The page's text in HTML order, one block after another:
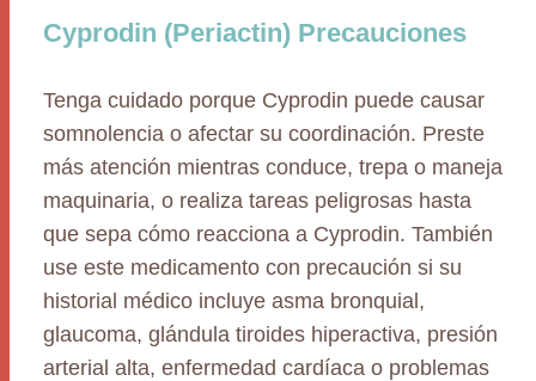
Cyprodin (Periactin) Precauciones
Tenga cuidado porque Cyprodin puede causar
somnolencia o afectar su coordinación. Preste
más atención mientras conduce, trepa o maneja
maquinaria, o realiza tareas peligrosas hasta
que sepa cómo reacciona a Cyprodin. También
use este medicamento con precaución si su
historial médico incluye asma bronquial,
glaucoma, glándula tiroides hiperactiva, presión
arterial alta, enfermedad cardíaca o problemas